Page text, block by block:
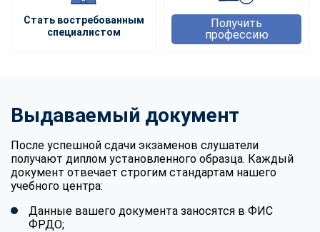
Стать востребованным
специалистом
Получить
профессию
Выдаваемый документ
После успешной сдачи экзаменов слушатели
получают диплом установленного образца. Каждый
документ отвечает строгим стандартам нашего
учебного центра:
Данные вашего документа заносятся в ФИС
ФРДО;